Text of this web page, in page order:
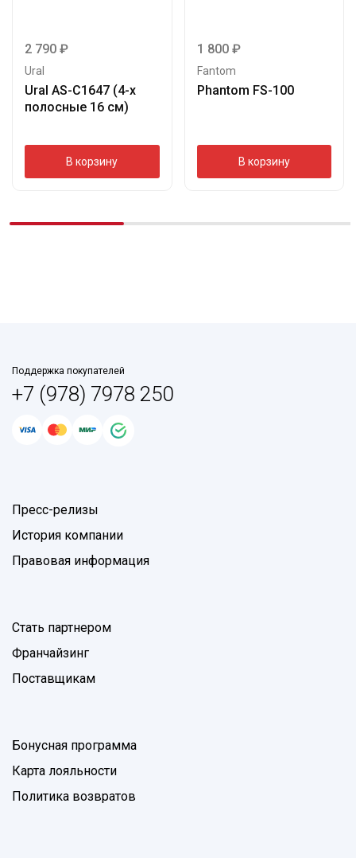
2 790 ₽
Ural
Ural AS-C1647 (4-х
полосные 16 см)
В корзину
1 800 ₽
Fantom
Phantom FS-100
В корзину
Поддержка покупателей
+7 (978) 7978 250
Пресс-релизы
История компании
Правовая информация
Стать партнером
Франчайзинг
Поставщикам
Бонусная программа
Карта лояльности
Политика возвратов